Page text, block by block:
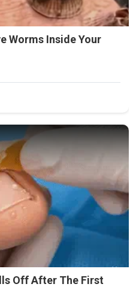
Worms Inside Your
Off After The First